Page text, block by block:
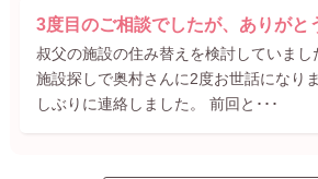
3度目のご相談でしたが、ありがと
叔父の施設の住み替えを検討していま
施設探しで奥村さんに2度お世話になり
しぶりに連絡しました。 前回と･･･